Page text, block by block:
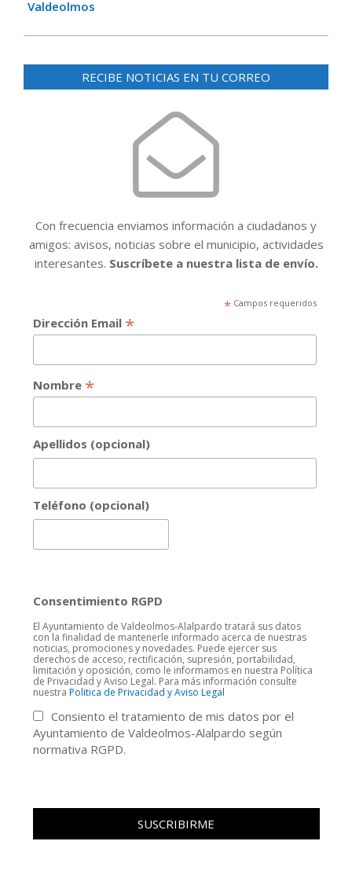
Valdeolmos
RECIBE NOTICIAS EN TU CORREO
Con frecuencia enviamos información a ciudadanos y
amigos: avisos, noticias sobre el municipio, actividades
interesantes. Suscríbete a nuestra lista de envío.
*Campos requeridos
Dirección Email *
Nombre *
Apellidos (opcional)
Teléfono (opcional)
Consentimiento RGPD
El Ayuntamiento de Valdeolmos-Alalpardo tratará sus datos
con la finalidad de mantenerle informado acerca de nuestras
noticias, promociones y novedades. Puede ejercer sus
derechos de acceso, rectificación, supresión, portabilidad,
limitación y oposición, como le informamos en nuestra Política
de Privacidad y Aviso Legal. Para más información consulte
nuestra Politica de Privacidad y Aviso Legal
Consiento el tratamiento de mis datos por el
Ayuntamiento de Valdeolmos-Alalpardo según
normativa RGPD.